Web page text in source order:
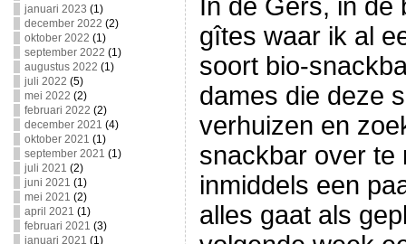
januari 2023 (1)
december 2022 (2)
oktober 2022 (1)
september 2022 (1)
augustus 2022 (1)
juli 2022 (5)
mei 2022 (2)
februari 2022 (2)
december 2021 (4)
oktober 2021 (1)
september 2021 (1)
juli 2021 (2)
juni 2021 (1)
mei 2021 (2)
april 2021 (1)
februari 2021 (3)
januari 2021 (1)
In de Gers, in
gîtes waar ik al
soort bio-
dames die deze
verhuizen en
snackbar over te
inmiddels een
alles gaat als